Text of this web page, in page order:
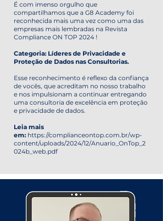
É com imenso orgulho que
compartilhamos que a G8 Academy foi
reconhecida mais uma vez como uma das
empresas mais lembradas na Revista
Compliance ON TOP 2024 !
Categoria: Líderes de Privacidade e
Proteção de Dados nas Consultorias.
Esse reconhecimento é reflexo da confiança
de vocês, que acreditam no nosso trabalho
e nos impulsionam a continuar entregando
uma consultoria de excelência em proteção
e privacidade de dados.
Leia mais
em: https://complianceontop.com.br/wp-
content/uploads/2024/12/Anuario_OnTop_2
024b_web.pdf